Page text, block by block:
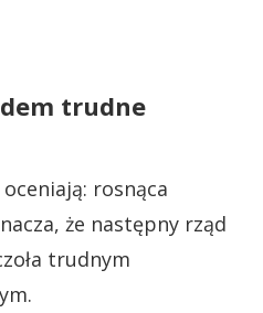
trudne
rosnąca
że następny rząd
trudnym